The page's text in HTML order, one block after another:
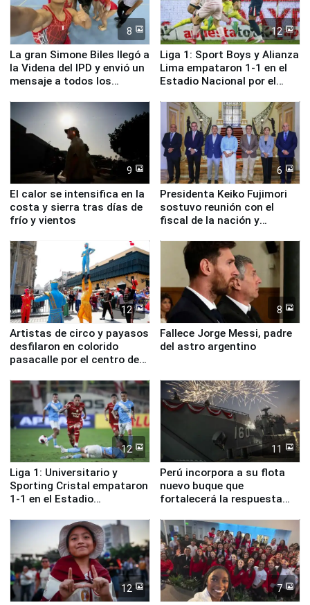
8
La gran Simone Biles llegó a
la Videna del IPD y envió un
mensaje a todos los
12
Liga 1: Sport Boys y Alianza
Lima empataron 1-1 en el
Estadio Nacional por el
9
El calor se intensifica en la
costa y sierra tras días de
frío y vientos
6
Presidenta Keiko Fujimori
sostuvo reunión con el
fiscal de la nación y
12
Artistas de circo y payasos
desfilaron en colorido
pasacalle por el centro de
8
Fallece Jorge Messi, padre
del astro argentino
12
Liga 1: Universitario y
Sporting Cristal empataron
1-1 en el Estadio
11
Perú incorpora a su flota
nuevo buque que
fortalecerá la respuesta
12 7